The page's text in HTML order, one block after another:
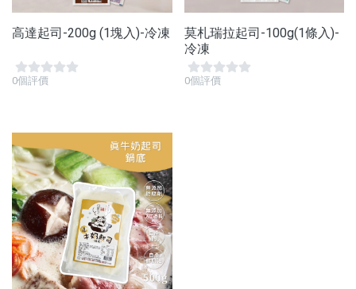
高達起司-200g (1塊入)-冷凍
0個評價
莫札瑞拉起司-100g(1條入)-
冷凍
0個評價